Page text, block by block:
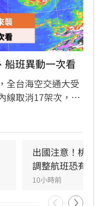
船班異動一次看
全台海空交通大受
線取消17架次，國
誤3架次。星宇航
蓋馬祖、綠島、蘭
旅客出發前務必至
新航班與船班動
出國注意！桃
調整航班恐有延
10小時前